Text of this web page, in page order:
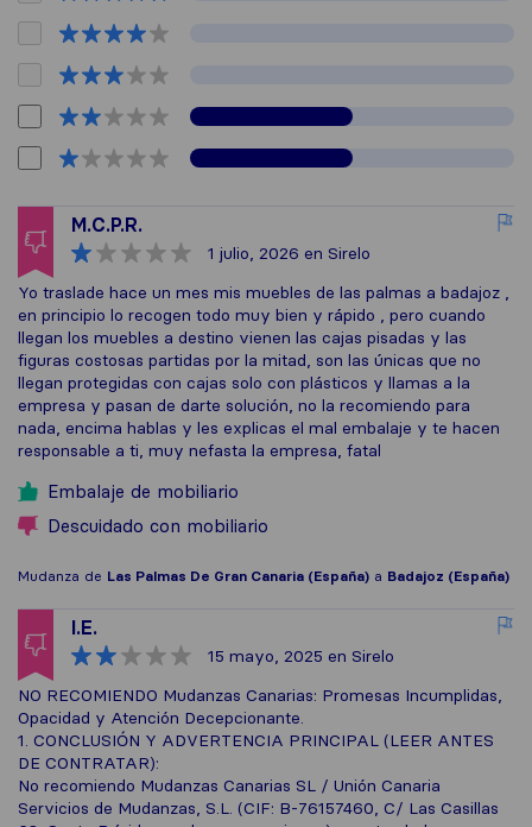
M.C.P.R.
1 julio, 2026 en Sirelo
Yo traslade hace un mes mis muebles de las palmas a badajoz ,
en principio lo recogen todo muy bien y rápido , pero cuando
llegan los muebles a destino vienen las cajas pisadas y las
figuras costosas partidas por la mitad, son las únicas que no
llegan protegidas con cajas solo con plásticos y llamas a la
empresa y pasan de darte solución, no la recomiendo para
nada, encima hablas y les explicas el mal embalaje y te hacen
responsable a ti, muy nefasta la empresa, fatal
Embalaje de mobiliario
Descuidado con mobiliario
Mudanza de Las Palmas De Gran Canaria (España) a Badajoz (España)
I.E.
15 mayo, 2025 en Sirelo
NO RECOMIENDO Mudanzas Canarias: Promesas Incumplidas,
Opacidad y Atención Decepcionante.
1. CONCLUSIÓN Y ADVERTENCIA PRINCIPAL (LEER ANTES
DE CONTRATAR):
No recomiendo Mudanzas Canarias SL / Unión Canaria
Servicios de Mudanzas, S.L. (CIF: B-76157460, C/ Las Casillas